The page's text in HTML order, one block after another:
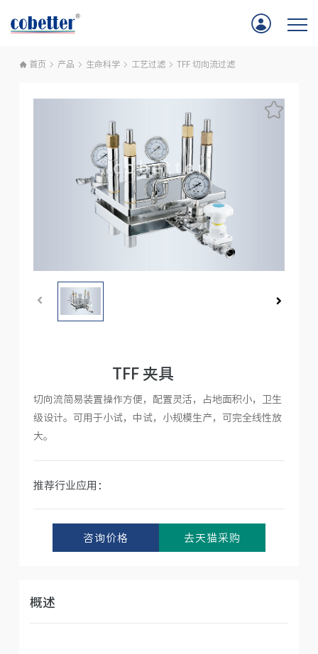
首页
联系我们
首页 产品 生命科学 工艺过滤 TFF 切向流过滤
TFF 夹具
切向流简易装置操作方便，配置灵活，占地面积小，卫生
级设计。可用于小试，中试，小规模生产，可完全线性放
大。
推荐行业应用：
咨询价格 去天猫采购
概述